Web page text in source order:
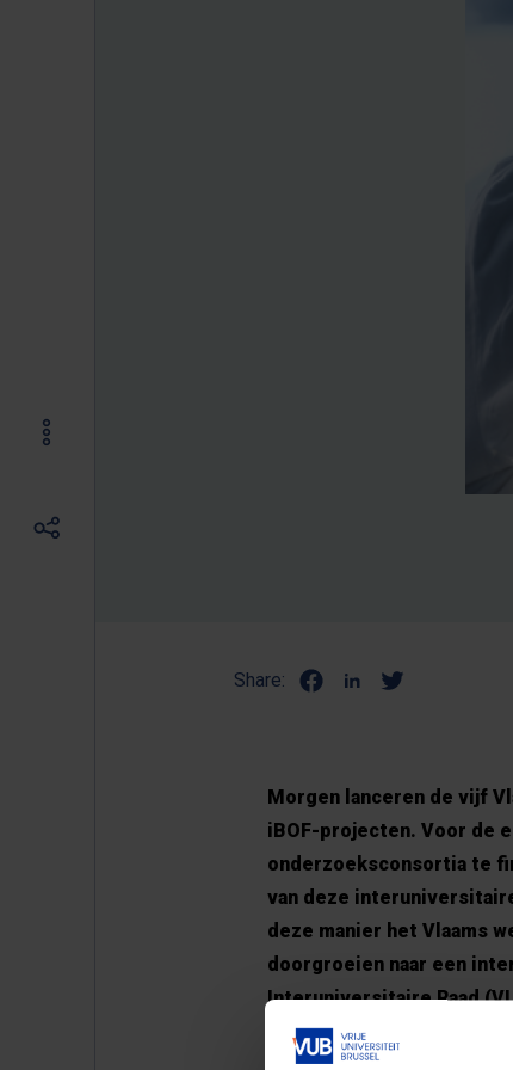
Share:
Morgen lanceren de vijf
iBOF-projecten. Voor de
onderzoeksconsortia te
van deze
deze manier het Vlaams
doorgroeien naar een
Interuniversitaire Raad
beoordelen. De
euro.